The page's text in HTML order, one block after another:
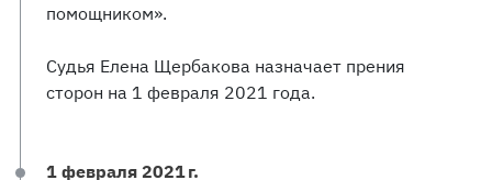
помощником».
Судья Елена Щербакова назначает прения
сторон на 1 февраля 2021 года.
1 февраля 2021 г.